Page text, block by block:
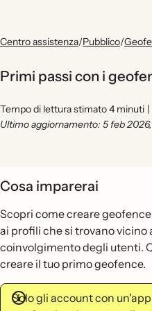
Centro assistenza/Pubblico/
Primi passi con i
Tempo di lettura stimato 4 minuti |
Ultimo aggiornamento: 5 feb
Cosa imparerai
Scopri come creare
ai profili che si trovano vicino
coinvolgimento degli utenti.
creare il tuo primo geofence.
Solo gli account con